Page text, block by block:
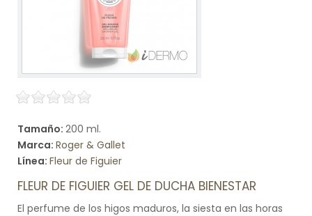
Tamaño: 200 ml.
Marca: Roger & Gallet
Línea: Fleur de Figuier
FLEUR DE FIGUIER GEL DE DUCHA BIENESTAR
El perfume de los higos maduros, la siesta en las horas